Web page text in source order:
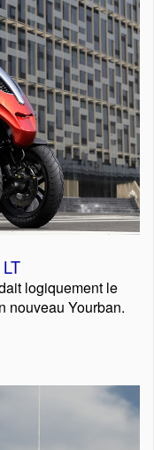
logiquement le
nouveau Yourban.